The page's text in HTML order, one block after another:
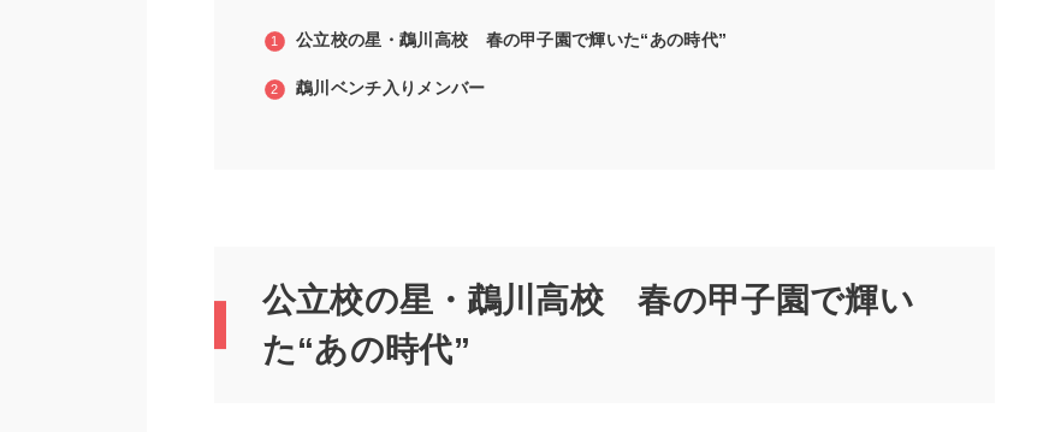
公立校の星・鵡川高校 春の甲子園で輝いた“あの時代”
鵡川ベンチ入りメンバー
公立校の星・鵡川高校 春の甲子園で輝い
た“あの時代”